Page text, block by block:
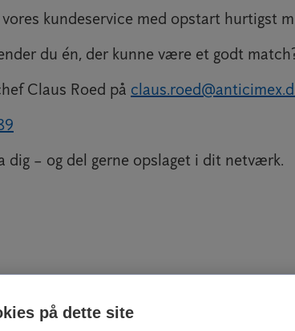
kundeservice med opstart hurtigst
du én, der kunne være et godt
Claus Roed på
– og del gerne opslaget i dit netværk.
på dette site